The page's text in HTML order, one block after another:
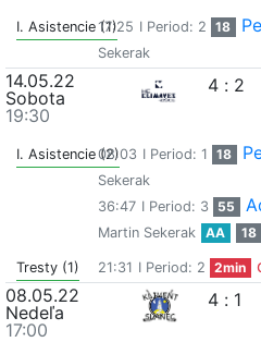
I. Asistencie (1)17:25 I Period: 2 18
Sekerak
14.05.22
Sobota
19:30
4 : 2
I. Asistencie (2)08:03 I Period: 1 18
Sekerak
36:47 I Period: 3 55
Martin Sekerak
AA 18
Tresty (1) 21:31 I Period: 2 2min
08.05.22
Nedeľa
17:00
4 : 1